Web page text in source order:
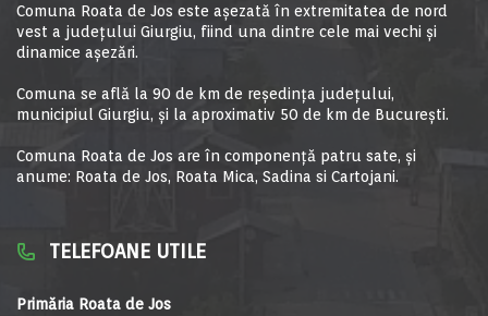
Comuna Roata de Jos este aşezată în extremitatea de nord
vest a judeţului Giurgiu, fiind una dintre cele mai vechi şi
dinamice aşezări.
Comuna se află la 90 de km de reşedinţa judeţului,
municipiul Giurgiu, şi la aproximativ 50 de km de Bucureşti.
Comuna Roata de Jos are în componență patru sate, și
anume: Roata de Jos, Roata Mica, Sadina si Cartojani.
TELEFOANE UTILE
Primăria Roata de Jos